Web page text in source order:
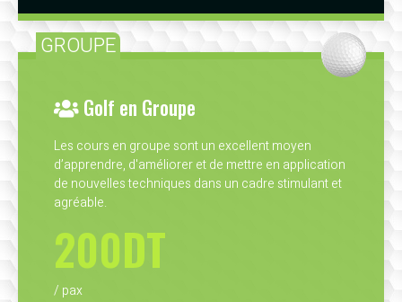
GROUPE
Golf en Groupe
Les cours en groupe sont un excellent moyen
d’apprendre, d'améliorer et de mettre en application
de nouvelles techniques dans un cadre stimulant et
agréable.
200DT
/ pax